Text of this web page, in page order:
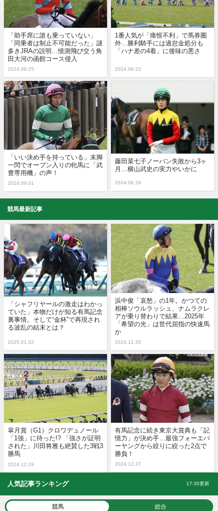
「助手席に誰も乗っていない」
「同乗者は制止不可能だった」謎
多きJRAの説明…憶測飛び交う角
田大河の函館コース侵入
2024.09.25
1番人気が「痛恨不利」で馬券圏
外…勝利騎手には過怠金処分も
「ハナ差の4着」に後味の悪さ
2024.09.23
「いい決め手を持っている」末脚
一閃でオープン入りの牝馬に「武
豊専用機」の声！
2024.09.01
藤田菜七子ノーバン失敗から3ヶ
月…横山武史の実力やいかに
2024.08.28
競馬最新記事
「シャフリヤールの激走はわかっ
ていた」本物だけが知る有馬記念
裏事情。そして“金杯”で再現され
る波乱の結末とは？
2025.01.02
浜中俊「哀愁」の1年。かつての
相棒ソウルラッシュ、ナムラクレ
アが乗り替わりで結果…2025年
「希望の光」は世代屈指の快速馬
か
2024.12.30
皐月賞（G1）クロワデュノール
「1強」に待った!? 「強さが証明
された」川田将雅も絶賛した3戦3
勝馬
2024.12.29
有馬記念に続き東京大賞典も「記
憶力」が決め手…最強フォーエバ
ーヤングから絞りに絞った2点で
勝負！
2024.12.27
人気記事ランキング 17:30更新
競馬 総合